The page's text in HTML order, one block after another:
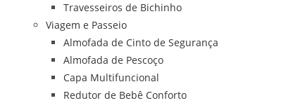
Travesseiros de Bichinho
Viagem e Passeio
Almofada de Cinto de Segurança
Almofada de Pescoço
Capa Multifuncional
Redutor de Bebê Conforto